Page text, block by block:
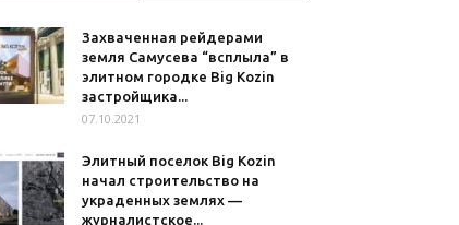
Захваченная рейдерами
земля Самусева “всплыла” в
элитном городке Big Kozin
застройщика...
07.10.2021
Элитный поселок Big Kozin
начал строительство на
украденных землях —
журналистское...